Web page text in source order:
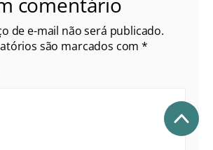
de e-mail não será publicado.
são marcados com*